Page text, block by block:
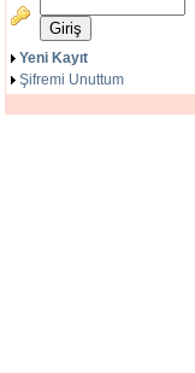
Yeni Kayıt
Şifremi Unuttum